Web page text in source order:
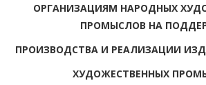
ОРГАНИЗАЦИЯМ НАРОДНЫХ
ПРОМЫСЛОВ НА
ПРОИЗВОДСТВА И РЕАЛИЗАЦИИ
ХУДОЖЕСТВЕННЫХ